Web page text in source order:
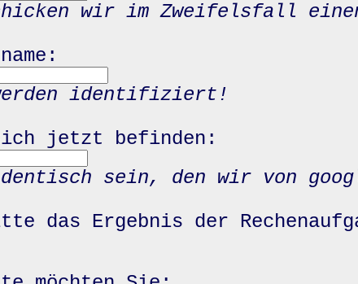
wir im Zweifelsfall
werden identifiziert!
jetzt befinden:
sein, den wir von
das Ergebnis der